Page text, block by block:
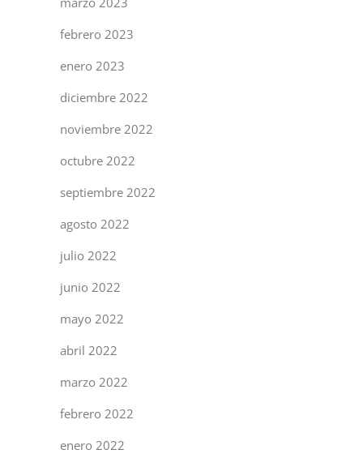
febrero 2023
enero 2023
diciembre 2022
noviembre 2022
octubre 2022
septiembre 2022
agosto 2022
julio 2022
junio 2022
mayo 2022
abril 2022
marzo 2022
febrero 2022
enero 2022